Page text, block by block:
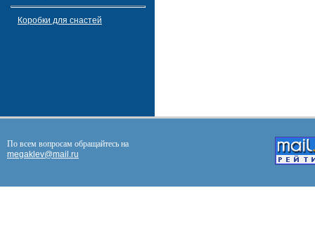
Коробки для снастей
По всем вопросам обращайтесь на
megaklev@mail.ru